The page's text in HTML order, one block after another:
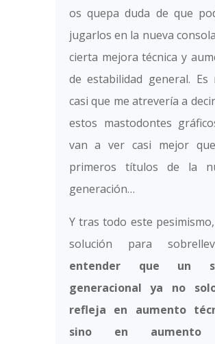
os quepa duda de que
jugarlos en la nueva
cierta mejora técnica y
de estabilidad general. Es
casi que me atrevería a
estos mastodontes
van a ver casi mejor
primeros títulos de la
generación…
Y tras todo este
solución para
entender que un
generacional ya no
refleja en aumento
sino en aumento